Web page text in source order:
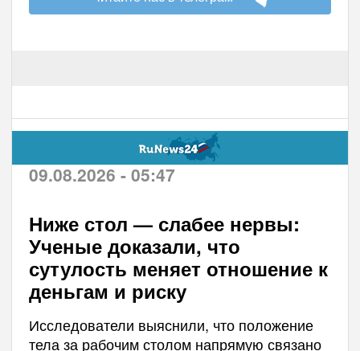
09.08.2026 - 05:47
Ниже стол — слабее нервы:
Ученые доказали, что
сутулость меняет отношение к
деньгам и риску
Исследователи выяснили, что положение
тела за рабочим столом напрямую связано